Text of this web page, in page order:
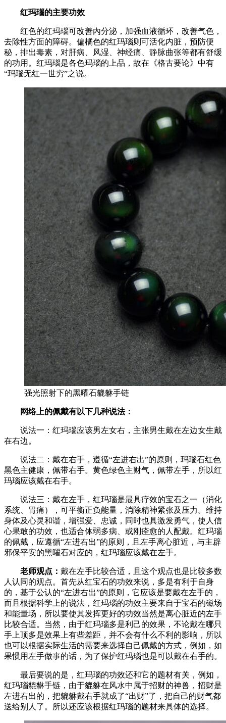
红玛瑙的主要功效
红色的红玛瑙可改善內分泌，加强血液循环，改善气色，
去除性方面的障碍。偏橘色的红玛瑙则可活化内脏，预防便
秘，排出毒素，对肝病、风湿、神经痛、静脉曲张等都有舒缓
的功用。红玛瑙是各色玛瑙的上品，故在《格古要论》中有
“玛瑙无红一世穷”之说。
强光照射下的黑曜石貔貅手链
网络上的佩戴有以下几种说法：
说法一：红玛瑙应该男左女右，主张男生戴在左边女生戴
在右边。
说法二：戴在右手，遵循“左进右出”的原则，玛瑙石红色
黑色主健康，佩带右手。黄色绿色主财气，佩带左手，所以红
玛瑙应该戴在右手。
说法三：戴在左手，红玛瑙是最具疗效的宝石之一（消化
系统、胃痛），可平衡正负能量，消除精神紧张及压力。维持
身体及心灵和谐，增强爱、忠诚，同时也具激发勇气，使人信
心果敢的功效，也适合体弱多病、或刚痊愈的人配戴。红玛瑙
的佩戴，应遵循“左进右出”的原则，且左手离心脏近，与主辟
邪保平安的黑曜石对应的，红玛瑙应该戴在左手。
老师观点： 戴在左手比较合适，且这个观点也是比较多数
人认同的观点。首先从红宝石的功效来说，多是有利于自身
的，基于公认的“左进右出”的原则，它应该是要戴在左手的，
而且根据科学上的说法，红玛瑙的功效主要来自于宝石的磁场
和能量场，所以要使其发挥更好的功效当然是离心脏近的左手
比较合适。当然，由于红玛瑙多是利己的效果，不论戴在哪只
手上顶多是效果上有些差距，并不会有什么不利的影响，所以
也可以根据实际生活的需要来选择自己佩戴的方式，例如，如
果惯用左手做事的话，为了保护红玛瑙也是可以戴在右手的。
最后要说的是，红玛瑙的功效还和它的题材有关，例如，
红玛瑙貔貅手链，由于貔貅在风水中属于招财的神兽，招财是
左进右出的，把貔貅戴右手就成了“出财”了，把自己的财气都
送给别人了。所以还应该根据红玛瑙的题材来具体的选择。